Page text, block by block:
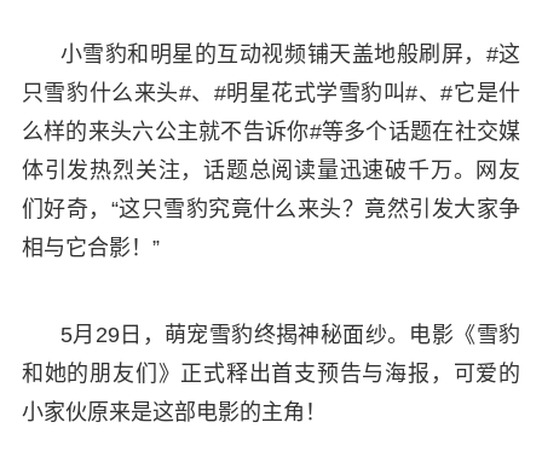
小雪豹和明星的互动视频铺天盖地般刷屏，#这
只雪豹什么来头#、#明星花式学雪豹叫#、#它是什
么样的来头六公主就不告诉你#等多个话题在社交媒
体引发热烈关注，话题总阅读量迅速破千万。网友
们好奇，“这只雪豹究竟什么来头？竟然引发大家争
相与它合影！”
5月29日，萌宠雪豹终揭神秘面纱。电影《雪豹
和她的朋友们》正式释出首支预告与海报，可爱的
小家伙原来是这部电影的主角！